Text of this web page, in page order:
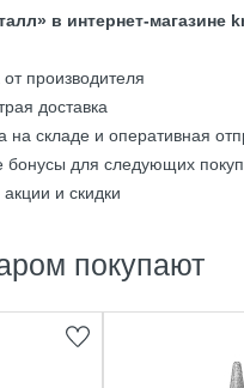
в интернет-магазине
производителя
доставка
на складе и оперативная
бонусы для следующих
и скидки
покупают